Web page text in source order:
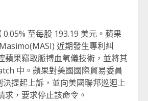
0.05% 至每股 193.19 美元。蘋果
近期發生專利糾
蘋果竊取脈搏血氧儀技術，並將其
中。蘋果對美國國際貿易委員
決提起上訴，並向美國聯邦巡迴上
求，要求停止該命令。